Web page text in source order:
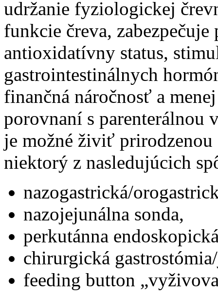
udržanie fyziologickej
funkcie čreva,
antioxidatívny status,
gastrointestinálnych
finančná náročnosť a
porovnaní s parenterálnou
je možné živiť prirodzenou
niektorý z nasledujúcich
nazogastrická/
nazojejunálna sonda,
perkutánna
chirurgická
feeding button